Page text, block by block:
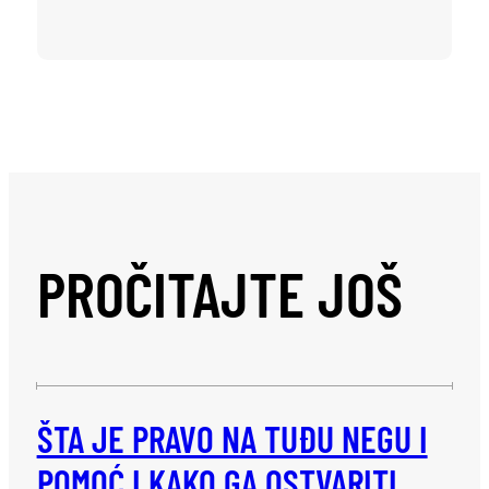
PROČITAJTE JOŠ
ŠTA JE PRAVO NA TUĐU NEGU I